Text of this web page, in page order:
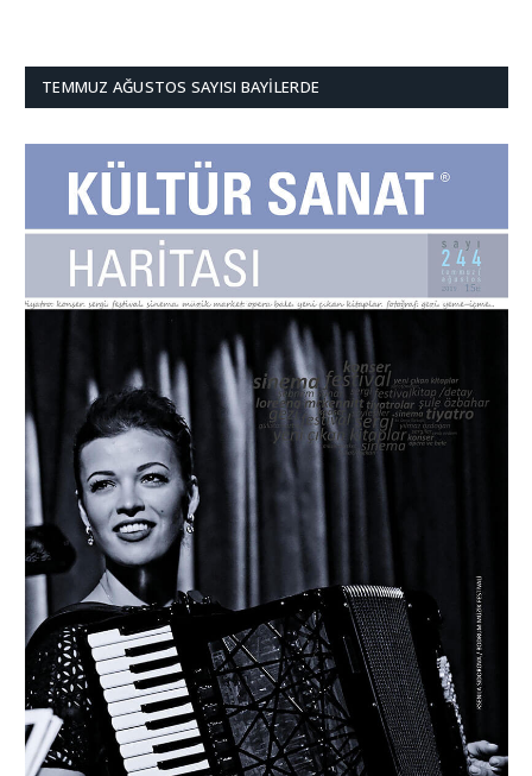
TEMMUZ AĞUSTOS SAYISI BAYILERDE